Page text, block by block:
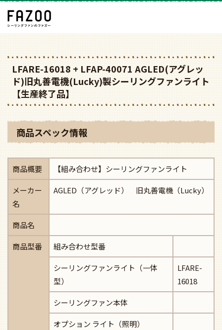
LFARE-16018 + LFAP-40071 AGLED(アグレッ
ド)旧丸善電機(Lucky)製シーリングファンライト
【生産終了品】
商品スペック情報
商品概要 【組み合わせ】シーリングファンライト
メーカー
名
AGLED（アグレッド） 旧丸善電機（Lucky）
商品名
商品型番 組み合わせ型番
シーリングファンライト（一体
型）
LFARE-
16018
シーリングファン本体
オプション ライト（照明）